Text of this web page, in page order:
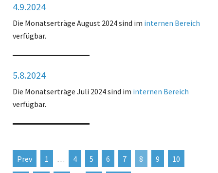
4.9.2024
Die Monatserträge August 2024 sind im internen Bereich
verfügbar.
5.8.2024
Die Monatserträge Juli 2024 sind im internen Bereich
verfügbar.
Prev 1 … 4 5 6 7 8 9 10